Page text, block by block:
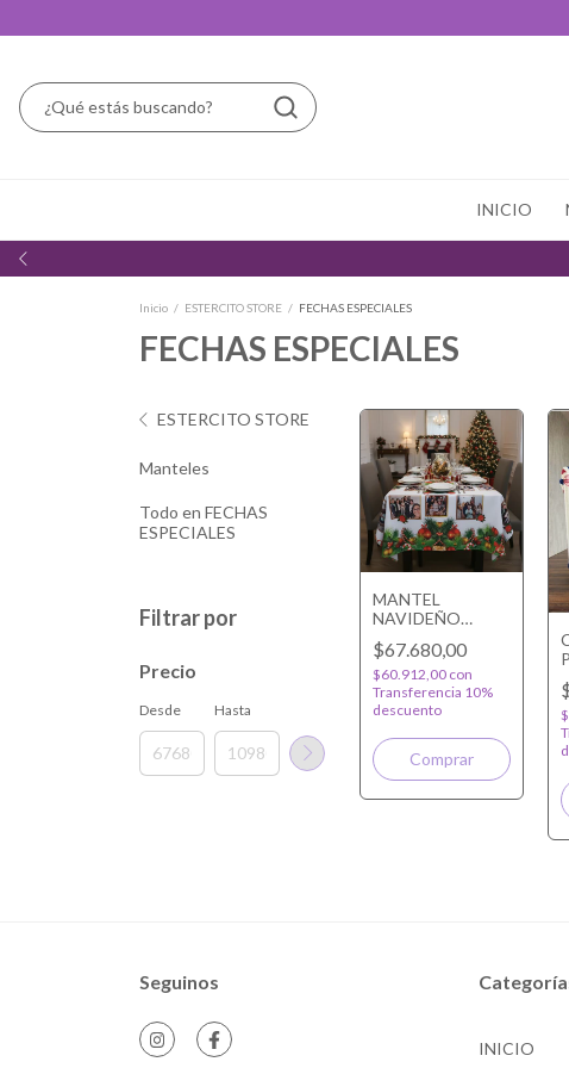
INICIO
Inicio / ESTERCITO STORE / FECHAS ESPECIALES
FECHAS ESPECIALES
ESTERCITO STORE
Manteles
Todo en FECHAS
ESPECIALES
Filtrar por
Precio
Desde Hasta
MANTEL
NAVIDEÑO
PERSONALIZADO
$67.680,00
$60.912,00 con
Transferencia 10%
descuento
Comprar
Seguinos
INICIO